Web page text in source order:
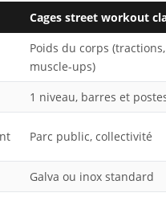
Cages street workout
Poids du corps
muscle-ups)
1 niveau, barres et
Parc public, collectivité
Galva ou inox standard